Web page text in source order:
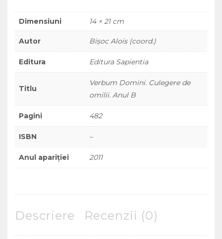
Dimensiuni 14 × 21 cm
Autor Bișoc Alois (coord.)
Editura Editura Sapientia
Titlu
Verbum Domini. Culegere de
omilii. Anul B
Pagini 482
ISBN –
Anul apariției 2011
Descriere Recenzii (0)